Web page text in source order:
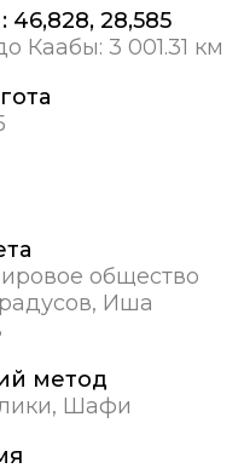
46,828, 28,585
Каабы: 3 001.31 км
общество
Иша
метод
Шафи